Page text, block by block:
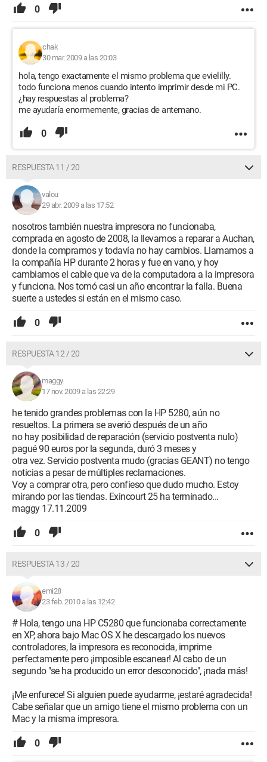
0
chak
30 mar. 2009 a las 20:03
hola, tengo exactamente el mismo problema que evielilly.
todo funciona menos cuando intento imprimir desde mi PC.
¿hay respuestas al problema?
me ayudaría enormemente, gracias de antemano.
0
RESPUESTA 11 / 20
valou
29 abr. 2009 a las 17:52
nosotros también nuestra impresora no funcionaba,
comprada en agosto de 2008, la llevamos a reparar a Auchan,
donde la compramos y todavía no hay cambios. Llamamos a
la compañía HP durante 2 horas y fue en vano, y hoy
cambiamos el cable que va de la computadora a la impresora
y funciona. Nos tomó casi un año encontrar la falla. Buena
suerte a ustedes si están en el mismo caso.
0
RESPUESTA 12 / 20
maggy
17 nov. 2009 a las 22:29
he tenido grandes problemas con la HP 5280, aún no
resueltos. La primera se averió después de un año
no hay posibilidad de reparación (servicio postventa nulo)
pagué 90 euros por la segunda, duró 3 meses y
otra vez. Servicio postventa mudo (gracias GEANT) no tengo
noticias a pesar de múltiples reclamaciones.
Voy a comprar otra, pero confieso que dudo mucho. Estoy
mirando por las tiendas. Exincourt 25 ha terminado...
maggy 17.11.2009
0
RESPUESTA 13 / 20
emi28
23 feb. 2010 a las 12:42
# Hola, tengo una HP C5280 que funcionaba correctamente
en XP, ahora bajo Mac OS X he descargado los nuevos
controladores, la impresora es reconocida, imprime
perfectamente pero ¡imposible escanear! Al cabo de un
segundo "se ha producido un error desconocido", ¡nada más!
¡Me enfurece! Si alguien puede ayudarme, ¡estaré agradecida!
Cabe señalar que un amigo tiene el mismo problema con un
Mac y la misma impresora.
0